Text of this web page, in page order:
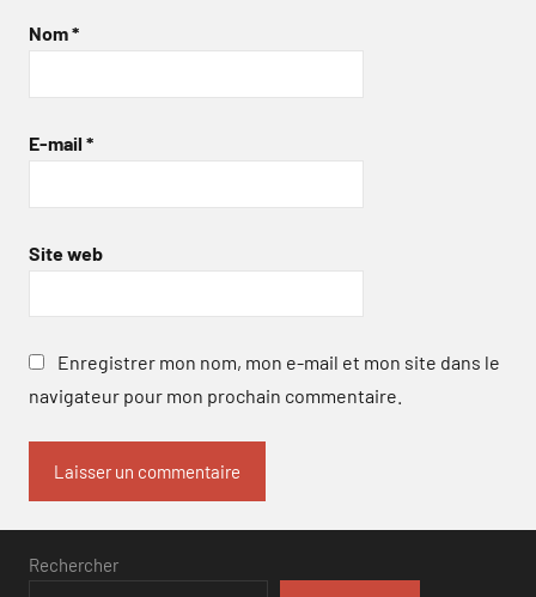
Nom*
E-mail *
Site web
Enregistrer mon nom, mon e-mail et mon site dans le
navigateur pour mon prochain commentaire.
Rechercher